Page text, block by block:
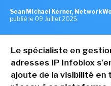
Sean Michael Kerner,
publié le 09 Juillet 2026
Le spécialiste en
adresses IP Infoblox
ajoute de la visibilité en